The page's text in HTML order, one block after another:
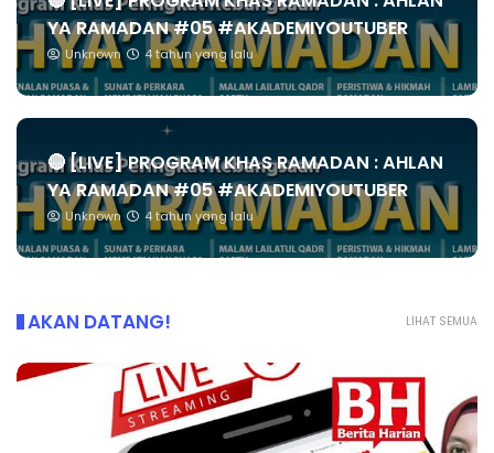
YA RAMADAN #05 #AKADEMIYOUTUBER
Unknown 4 tahun yang lalu
🔴 [LIVE] PROGRAM KHAS RAMADAN : AHLAN
YA RAMADAN #05 #AKADEMIYOUTUBER
Unknown 4 tahun yang lalu
LIHAT SEMUA
AKAN DATANG!